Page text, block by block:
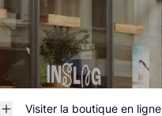
Visiter la boutique en ligne